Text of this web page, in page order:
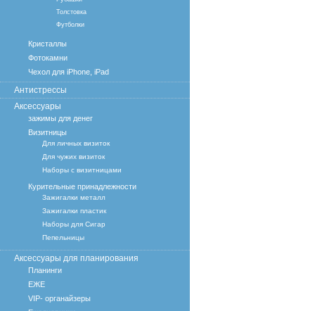
Толстовка
Футболки
Кристаллы
Фотокамни
Чехол для iPhone, iPad
Антистрессы
Аксессуары
зажимы для денег
Визитницы
Для личных визиток
Для чужих визиток
Наборы с визитницами
Курительные принадлежности
Зажигалки металл
Зажигалки пластик
Наборы для Сигар
Пепельницы
Аксессуары для планирования
Планинги
ЕЖЕ
VIP- органайзеры